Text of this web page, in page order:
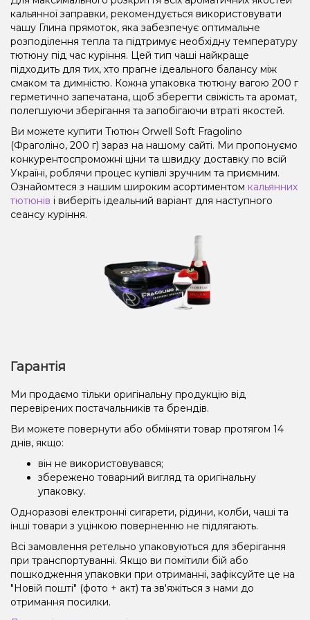
кальянної заправки, рекомендується використовувати
чашу Глина прямоток, яка забезпечує оптимальне
розподілення тепла та підтримує необхідну температуру
тютюну під час куріння. Цей тип чаші найкраще
підходить для тих, хто прагне ідеального балансу між
смаком та димністю. Кожна упаковка тютюну вагою 200 г
герметично запечатана, щоб зберегти свіжість та аромат,
полегшуючи зберігання та запобігаючи втраті якостей.
Ви можете купити Тютюн Orwell Soft Fragolino
(Фраголіно, 200 г) зараз на нашому сайті. Ми пропонуємо
конкурентоспроможні ціни та швидку доставку по всій
Україні, роблячи процес купівлі зручним та приємним.
Ознайомтеся з нашим широким асортиментом кальянних
тютюнів і виберіть ідеальний варіант для наступного
сеансу куріння.
Гарантія
Ми продаємо тільки оригінальну продукцію від
перевірених постачальників та брендів.
Ви можете повернути або обміняти товар протягом 14
днів, якщо:
він не використовувався;
збережено товарний вигляд та оригінальну
упаковку.
Одноразові електронні сигарети, рідини, колби, чаші та
інші товари з уцінкою поверненню не підлягають.
Всі замовлення ретельно упаковуються для зберігання
при транспортуванні. Якщо ви помітили бій або
пошкодження упаковки при отриманні, зафіксуйте це на
"Новій пошті" (фото + акт) та зв'яжіться з нами до
отримання посилки.